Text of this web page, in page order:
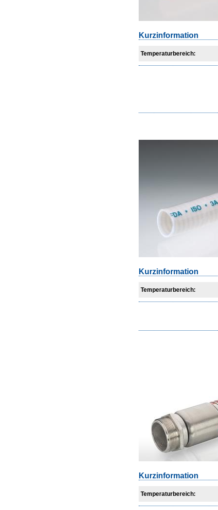
Kurzinformation
Temperaturbereich:
Kurzinformation
Temperaturbereich:
Kurzinformation
Temperaturbereich: